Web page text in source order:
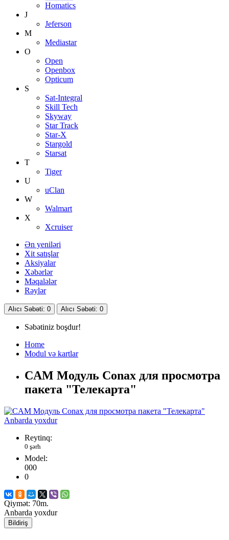
Homatics
J
Jeferson
M
Mediastar
O
Open
Openbox
Opticum
S
Sat-Integral
Skill Tech
Skyway
Star Track
Star-X
Stargold
Starsat
T
Tiger
U
uClan
W
Walmart
X
Xcruiser
Ən yeniləri
Xit satışlar
Aksiyalar
Xəbərlər
Məqalələr
Rəylər
Alıcı Səbəti: 0 Alıcı Səbəti: 0
Səbətiniz boşdur!
Home
Modul və kartlar
CAM Модуль Conax для просмотра
пакета "Телекарта"
Anbarda yoxdur
Reytinq:
0 şərh
Model:
000
0
Qiymət: 70m.
Anbarda yoxdur
Bildiriş